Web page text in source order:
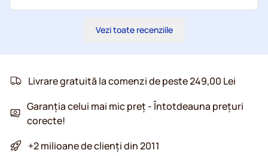
Vezi toate recenziile
Livrare gratuită la comenzi de peste 249,00 Lei
Garanția celui mai mic preț - Întotdeauna prețuri
corecte!
+2 milioane de clienți din 2011